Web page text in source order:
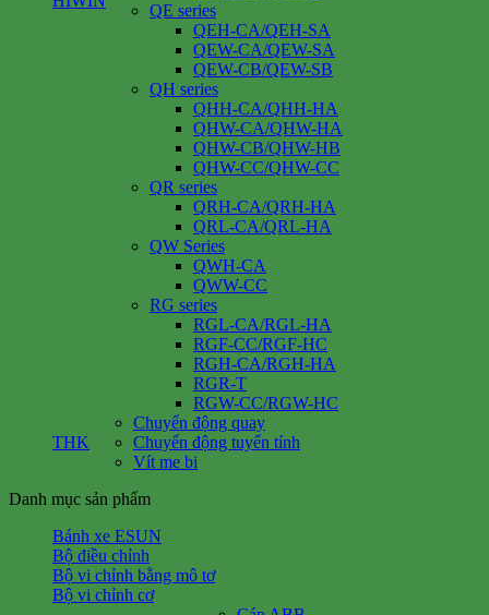
QE series
QEH-CA/QEH-SA
QEW-CA/QEW-SA
QEW-CB/QEW-SB
QH series
QHH-CA/QHH-HA
QHW-CA/QHW-HA
QHW-CB/QHW-HB
QHW-CC/QHW-CC
QR series
QRH-CA/QRH-HA
QRL-CA/QRL-HA
QW Series
QWH-CA
QWW-CC
RG series
RGL-CA/RGL-HA
RGF-CC/RGF-HC
RGH-CA/RGH-HA
RGR-T
RGW-CC/RGW-HC
THK
Chuyển động quay
Chuyển động tuyến tính
Vít me bi
Danh mục sản phẩm
Bánh xe ESUN
Bộ điều chỉnh
Bộ vi chỉnh bằng mô tơ
Bộ vi chỉnh cơ